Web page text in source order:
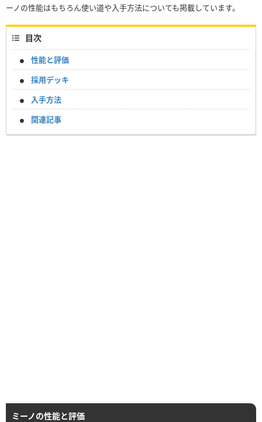
ーノの性能はもちろん使い道や入手方法についても掲載しています。
目次
性能と評価
採用デッキ
入手方法
関連記事
ミーノの性能と評価